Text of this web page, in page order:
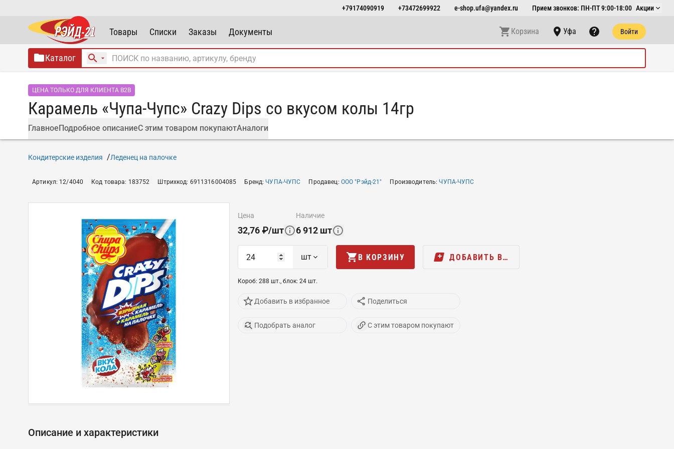
+79174090919 +73472699922 e-shop.ufa@yandex.ru Прием звонков: ПН-ПТ 9:00-18:00 Акции
Товары Списки Заказы Документы Корзина Уфа Войти
Каталог
ЦЕНА ТОЛЬКО ДЛЯ КЛИЕНТА B2B
Карамель «Чупа-Чупс» Crazy Dips со вкусом колы 14гр
ГлавноеПодробное описаниеС этим товаром покупаютАналоги
Кондитерские изделия Леденец на палочке
Артикул: 12/4040 Код товара: 183752 Штрихкод: 6911316004085 Бренд:ЧУПА-ЧУПС Продавец: ООО "Рэйд-21" Производитель:ЧУПА-ЧУПС
цена
32,76 ₽/шт
наличие
6 912 шт
шт В КОРЗИНУ ДОБАВИТЬ В…
Короб: 288 шт., блок: 24 шт.
Добавить в избранное Поделиться
Подобрать аналог С этим товаром покупают
Описание и характеристики